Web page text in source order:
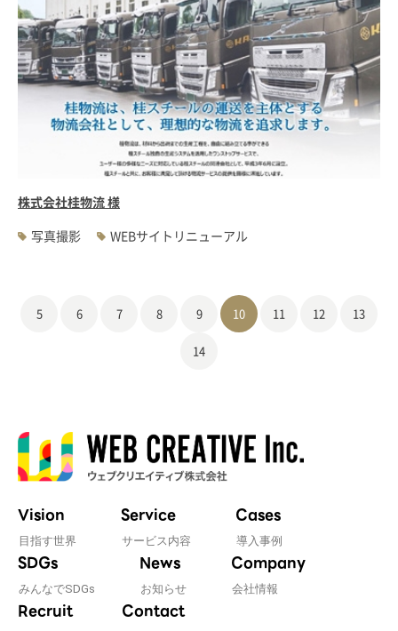
株式会社桂物流 様
写真撮影
WEBサイトリニューアル
5 6 7 8 9 10 11 12 13
14
Vision
目指す世界
Service
サービス内容
Cases
導入事例
SDGs
みんなでSDGs
News
お知らせ
Company
会社情報
Recruit Contact